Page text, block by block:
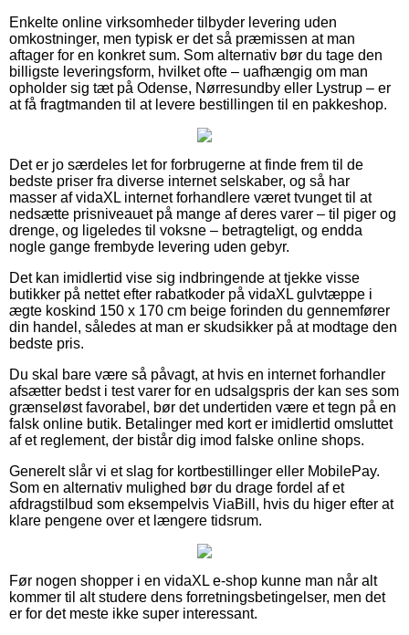
Enkelte online virksomheder tilbyder levering uden
omkostninger, men typisk er det så præmissen at man
aftager for en konkret sum. Som alternativ bør du tage den
billigste leveringsform, hvilket ofte – uafhængig om man
opholder sig tæt på Odense, Nørresundby eller Lystrup – er
at få fragtmanden til at levere bestillingen til en pakkeshop.
Det er jo særdeles let for forbrugerne at finde frem til de
bedste priser fra diverse internet selskaber, og så har
masser af vidaXL internet forhandlere været tvunget til at
nedsætte prisniveauet på mange af deres varer – til piger og
drenge, og ligeledes til voksne – betragteligt, og endda
nogle gange frembyde levering uden gebyr.
Det kan imidlertid vise sig indbringende at tjekke visse
butikker på nettet efter rabatkoder på vidaXL gulvtæppe i
ægte koskind 150 x 170 cm beige forinden du gennemfører
din handel, således at man er skudsikker på at modtage den
bedste pris.
Du skal bare være så påvagt, at hvis en internet forhandler
afsætter bedst i test varer for en udsalgspris der kan ses som
grænseløst favorabel, bør det undertiden være et tegn på en
falsk online butik. Betalinger med kort er imidlertid omsluttet
af et reglement, der bistår dig imod falske online shops.
Generelt slår vi et slag for kortbestillinger eller MobilePay.
Som en alternativ mulighed bør du drage fordel af et
afdragstilbud som eksempelvis ViaBill, hvis du higer efter at
klare pengene over et længere tidsrum.
Før nogen shopper i en vidaXL e-shop kunne man når alt
kommer til alt studere dens forretningsbetingelser, men det
er for det meste ikke super interessant.